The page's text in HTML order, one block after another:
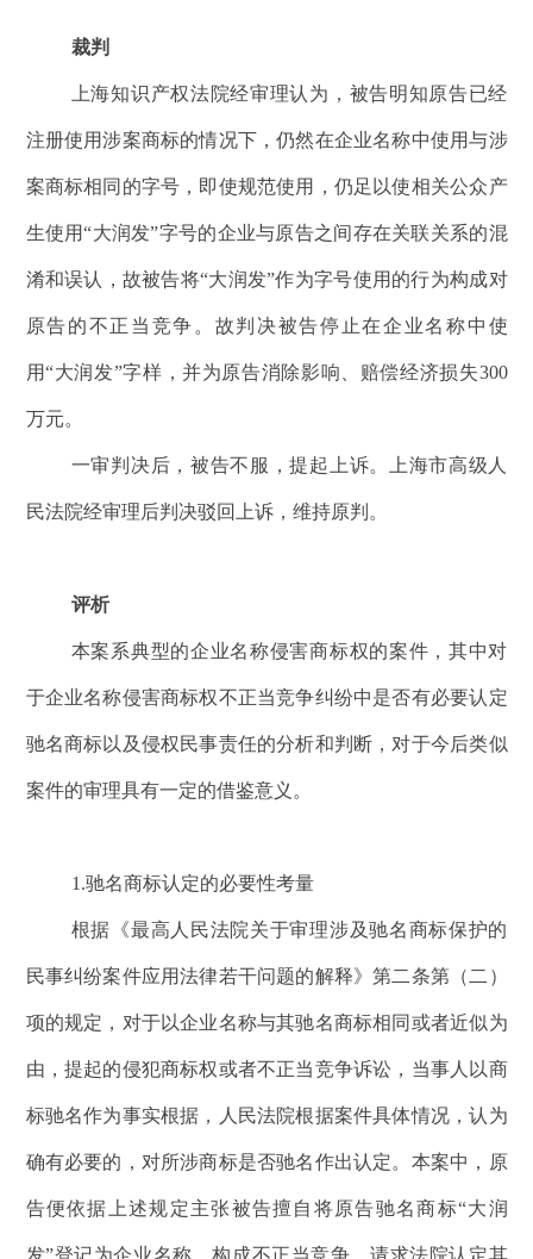
裁判
上海知识产权法院经审理认为，被告明知原告已经
注册使用涉案商标的情况下，仍然在企业名称中使用与涉
案商标相同的字号，即使规范使用，仍足以使相关公众产
生使用“大润发”字号的企业与原告之间存在关联关系的混
淆和误认，故被告将“大润发”作为字号使用的行为构成对
原告的不正当竞争。故判决被告停止在企业名称中使
用“大润发”字样，并为原告消除影响、赔偿经济损失300
万元。
一审判决后，被告不服，提起上诉。上海市高级人
民法院经审理后判决驳回上诉，维持原判。
评析
本案系典型的企业名称侵害商标权的案件，其中对
于企业名称侵害商标权不正当竞争纠纷中是否有必要认定
驰名商标以及侵权民事责任的分析和判断，对于今后类似
案件的审理具有一定的借鉴意义。
1.驰名商标认定的必要性考量
根据《最高人民法院关于审理涉及驰名商标保护的
民事纠纷案件应用法律若干问题的解释》第二条第（二）
项的规定，对于以企业名称与其驰名商标相同或者近似为
由，提起的侵犯商标权或者不正当竞争诉讼，当事人以商
标驰名作为事实根据，人民法院根据案件具体情况，认为
确有必要的，对所涉商标是否驰名作出认定。本案中，原
告便依据上述规定主张被告擅自将原告驰名商标“大润
发”登记为企业名称，构成不正当竞争，请求法院认定其